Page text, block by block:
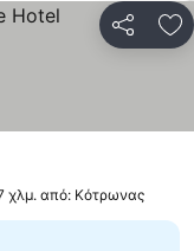
χλμ. από: Κότρωνας